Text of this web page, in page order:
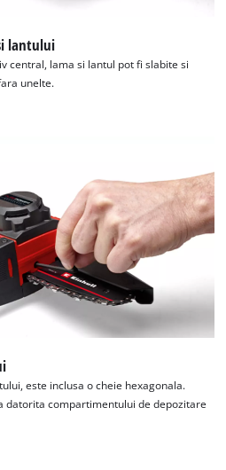
lantului
central, lama si lantul pot fi slabite si
unelte.
este inclusa o cheie hexagonala.
datorita compartimentului de depozitare